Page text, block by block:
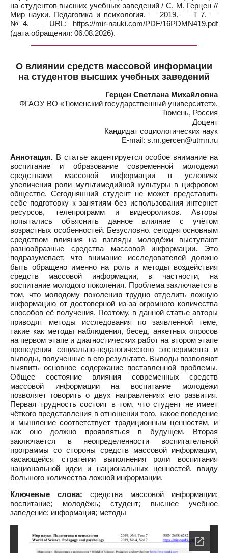
на студентов высших учебных заведений / С. М. Герцен //
Мир науки. Педагогика и психология. — 2019. — Т 7. —
№4. — URL: https://mir-nauki.com/PDF/16PDMN419.pdf
(дата обращения: 06.08.2026).
О влиянии средств массовой информации
на студентов высших учебных заведений
Герцен Светлана Михайловна
ФГАОУ ВО «Тюменский государственный университет»,
Тюмень, Россия
Доцент
Кандидат социологических наук
E-mail: s.m.gercen@utmn.ru
Аннотация. В статье акцентируется особое внимание на
воспитание и образование современной молодежи
средствами массовой информации в условиях
увеличения роли мультимедийной культуры в цифровом
обществе. Сегодняшний студент не может представить
себе подготовку к занятиям без использования интернет
ресурсов, телепрограмм и видеороликов. Авторы
попытались объяснить данное влияние с учётом
возрастных особенностей. Безусловно, сегодня основным
средством влияния на взгляды молодёжи выступают
разнообразные средства массовой информации. Это
подразумевает, что внимание исследователей должно
быть обращено именно на роль и методы воздействия
средств массовой информации, в частности, на
воспитание молодого поколения. Проблема заключается в
том, что молодому поколению трудно отделить ложную
информацию от достоверной из-за огромного количества
способов её получения. Поэтому, в данной статье авторы
приводят методы исследования по заявленной теме,
такие как методы наблюдения, бесед, анкетных опросов
на первом этапе и диагностических работ на втором этапе
проведения социально-педагогического эксперимента и
выводы, полученные в его результате. Выводы позволяют
выявить основное содержание поставленной проблемы.
Общее состояние влияния современных средств
массовой информации на воспитание молодёжи
позволяет говорить о двух направлениях его развития.
Первая трудность состоит в том, что студент не имеет
чёткого представления в отношении того, какое поведение
и мышление соответствует традиционным ценностям, и
как оно должно проявляться в будущем. Вторая
заключается в неопределенности воспитательной
программы со стороны средств массовой информации,
касающейся стратегии выполнения роли воспитания
национальной идеи и национальных ценностей, ввиду
большого количества ложной информации.
Ключевые слова: средства массовой информации;
воспитание; молодёжь; студент; высшее учебное
заведение; информация; методы